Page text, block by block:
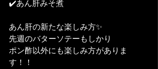
✔️あん肝みそ煮
あん肝の新たな楽しみ方✨
先週のバターソテーもしかり
ポン酢以外にも楽しみ方がありま
す！！